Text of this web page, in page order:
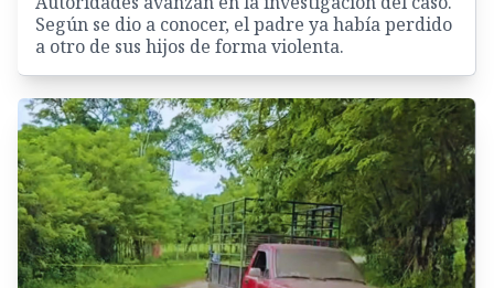
Según se dio a conocer, el padre ya había perdido
a otro de sus hijos de forma violenta.